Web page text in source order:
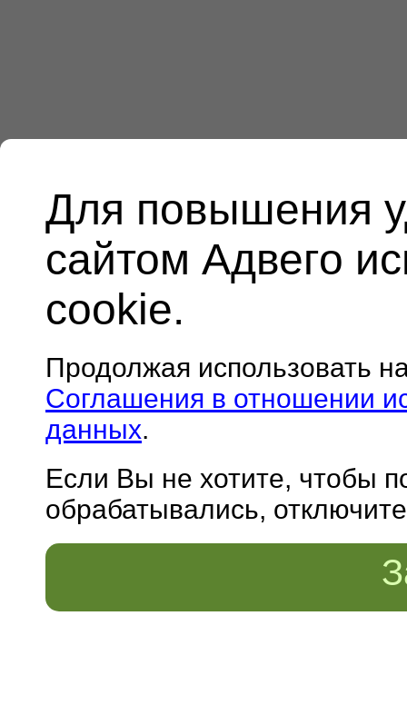
Для повышения
сайтом Адвего
cookie.
Продолжая использовать
Соглашения в отношении
данных.
Если Вы не хотите, чтобы
обрабатывались,